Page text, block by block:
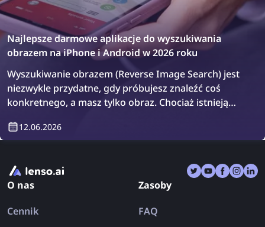
Najlepsze darmowe aplikacje do wyszukiwania
obrazem na iPhone i Android w 2026 roku
Wyszukiwanie obrazem (Reverse Image Search) jest
niezwykle przydatne, gdy próbujesz znaleźć coś
konkretnego, a masz tylko obraz. Chociaż istnieją
lenso.ai, TinEye i Copyseeker, dostępne są również
aplikacje, które łączą wiele narzędzi w jednym
wyszukiwania obrazem na iPhone i Android w 2026
roku.
12.06.2026
O nas
Cennik
Zasoby
FAQ